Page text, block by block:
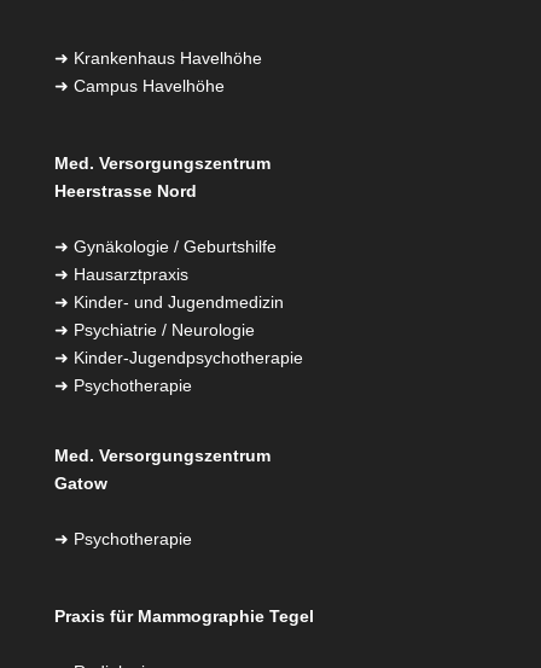
➜ Krankenhaus Havelhöhe
➜ Campus Havelhöhe
Med. Versorgungszentrum
Heerstrasse Nord
➜ Gynäkologie / Geburtshilfe
➜ Hausarztpraxis
➜ Kinder- und Jugendmedizin
➜ Psychiatrie / Neurologie
➜ Kinder-Jugendpsychotherapie
➜ Psychotherapie
Med. Versorgungszentrum
Gatow
➜ Psychotherapie
Praxis für Mammographie Tegel